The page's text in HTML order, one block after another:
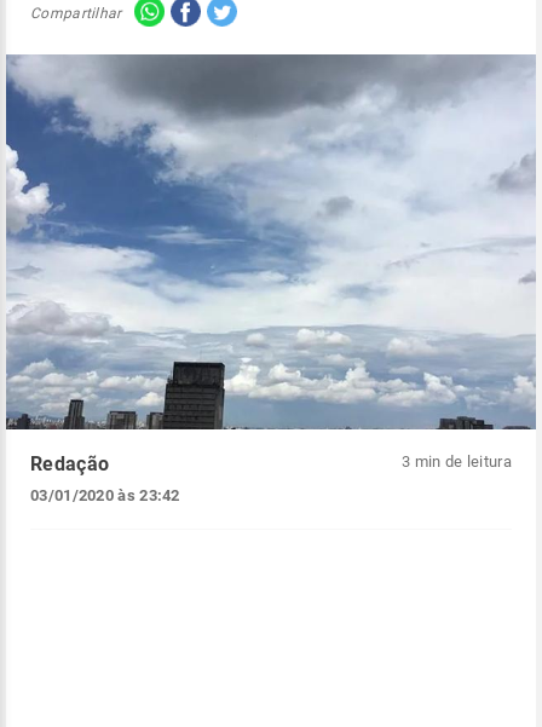
Compartilhar
Redação
03/01/2020 às 23:42
3 min de leitura